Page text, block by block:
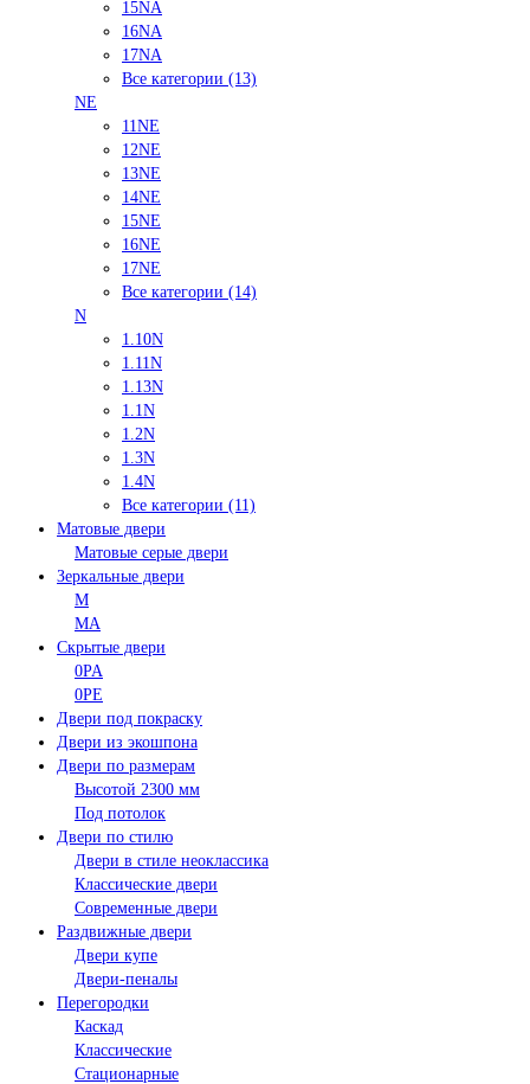
15NA
16NA
17NA
Все категории (13)
NE
11NE
12NE
13NE
14NE
15NE
16NE
17NE
Все категории (14)
N
1.10N
1.11N
1.13N
1.1N
1.2N
1.3N
1.4N
Все категории (11)
Матовые двери
Матовые серые двери
Зеркальные двери
M
MA
Скрытые двери
0PA
0PE
Двери под покраску
Двери из экошпона
Двери по размерам
Высотой 2300 мм
Под потолок
Двери по стилю
Двери в стиле неоклассика
Классические двери
Современные двери
Раздвижные двери
Двери купе
Двери-пеналы
Перегородки
Каскад
Классические
Стационарные